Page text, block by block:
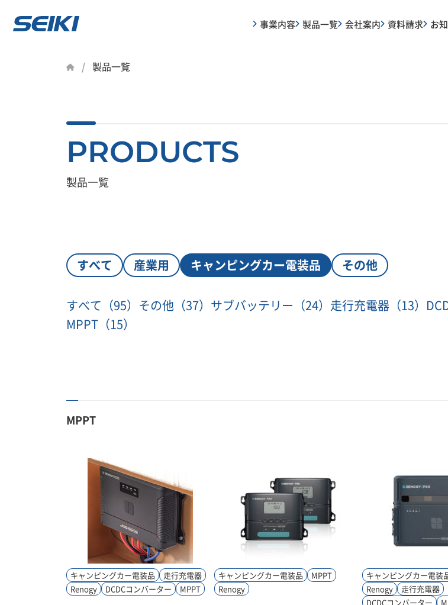
事業内容 製品一覧 会社案内 資料請求 お
製品一覧
PRODUCTS
製品一覧
すべて 産業用 キャンピングカー電装品 その他
すべて （95） その他 （37） サブバッテリー （24） 走行充電器 （13）
MPPT （15）
MPPT
キャンピングカー電装品
走行充電器
Renogy
DCDCコンバーター MPPT
キャンピングカー電装品
MPPT
Renogy
キャンピングカー電装
Renogy
走行充電器
DCDCコンバーター